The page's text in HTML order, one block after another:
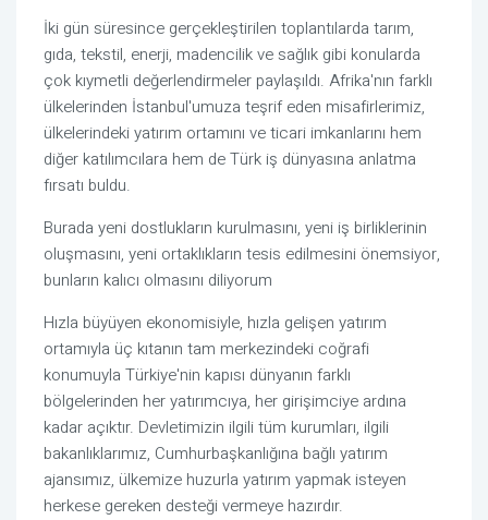
İki gün süresince gerçekleştirilen toplantılarda tarım,
gıda, tekstil, enerji, madencilik ve sağlık gibi konularda
çok kıymetli değerlendirmeler paylaşıldı. Afrika'nın farklı
ülkelerinden İstanbul'umuza teşrif eden misafirlerimiz,
ülkelerindeki yatırım ortamını ve ticari imkanlarını hem
diğer katılımcılara hem de Türk iş dünyasına anlatma
fırsatı buldu.
Burada yeni dostlukların kurulmasını, yeni iş birliklerinin
oluşmasını, yeni ortaklıkların tesis edilmesini önemsiyor,
bunların kalıcı olmasını diliyorum
Hızla büyüyen ekonomisiyle, hızla gelişen yatırım
ortamıyla üç kıtanın tam merkezindeki coğrafi
konumuyla Türkiye'nin kapısı dünyanın farklı
bölgelerinden her yatırımcıya, her girişimciye ardına
kadar açıktır. Devletimizin ilgili tüm kurumları, ilgili
bakanlıklarımız, Cumhurbaşkanlığına bağlı yatırım
ajansımız, ülkemize huzurla yatırım yapmak isteyen
herkese gereken desteği vermeye hazırdır.